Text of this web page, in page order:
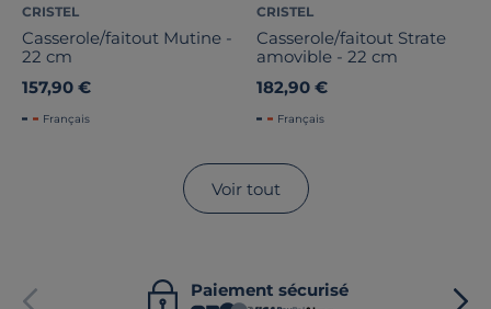
CRISTEL
Casserole/faitout Mutine -
22 cm
157,90 €
Français
CRISTEL
Casserole/faitout Strate
amovible - 22 cm
182,90 €
Français
Voir tout
Paiement sécurisé